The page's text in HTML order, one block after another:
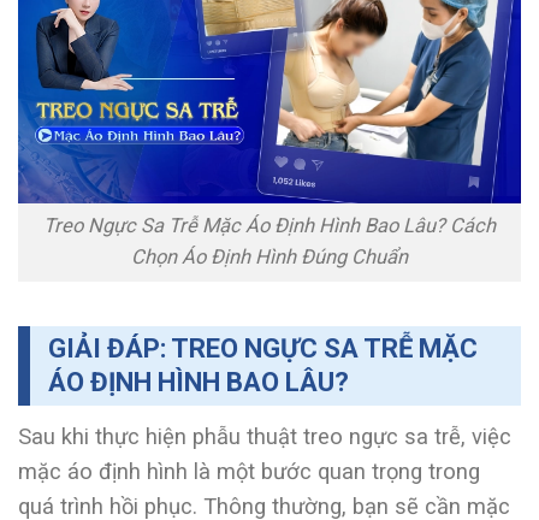
Treo Ngực Sa Trễ Mặc Áo Định Hình Bao Lâu? Cách
Chọn Áo Định Hình Đúng Chuẩn
GIẢI ĐÁP: TREO NGỰC SA TRỄ MẶC
ÁO ĐỊNH HÌNH BAO LÂU?
Sau khi thực hiện phẫu thuật treo ngực sa trễ, việc
mặc áo định hình là một bước quan trọng trong
quá trình hồi phục. Thông thường, bạn sẽ cần mặc